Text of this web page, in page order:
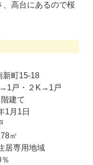
、高台にあるので桜
新町15-18
戸・２K→1戸
建て
1月1日
㎡
居専用地域